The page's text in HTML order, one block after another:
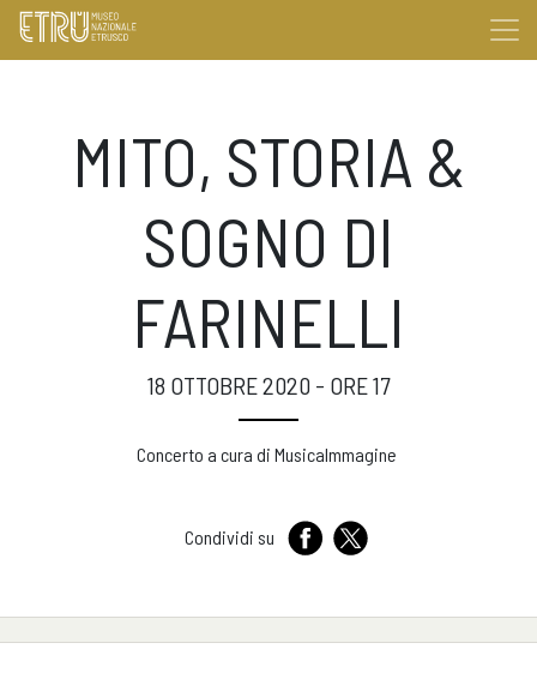
MITO, STORIA &
SOGNO DI
FARINELLI
18 OTTOBRE 2020 - ORE 17
Concerto a cura di MusicaImmagine
Condividi su